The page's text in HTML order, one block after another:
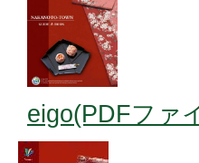
eigo(PDFファ